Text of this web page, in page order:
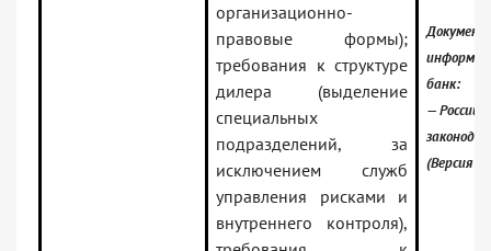
организационно-
правовые формы);
требования к структуре
дилера (выделение
специальных
подразделений, за
исключением служб
управления рисками и
внутреннего контроля),
банк:
—
(Версия